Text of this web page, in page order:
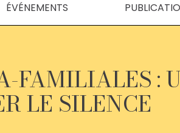
ÉVÉNEMENTS
FAMILIALES :
LE SILENCE